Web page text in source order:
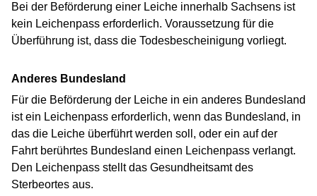
Bei der Beförderung einer Leiche innerhalb Sachsens ist
kein Leichenpass erforderlich. Voraussetzung für die
Überführung ist, dass die Todesbescheinigung vorliegt.
Anderes Bundesland
Für die Beförderung der Leiche in ein anderes Bundesland
ist ein Leichenpass erforderlich, wenn das Bundesland, in
das die Leiche überführt werden soll, oder ein auf der
Fahrt berührtes Bundesland einen Leichenpass verlangt.
Den Leichenpass stellt das Gesundheitsamt des
Sterbeortes aus.